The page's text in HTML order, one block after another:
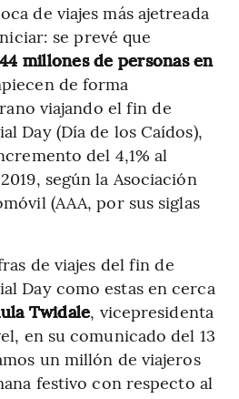
de viajes más ajetreada
se prevé que
millones de personas en
de forma
viajando el fin de
Day (Día de los Caídos),
del 4,1% al
según la Asociación
(AAA, por sus siglas
de viajes del fin de
Day como estas en cerca
Twidale, vicepresidenta
en su comunicado del 13
un millón de viajeros
festivo con respecto al